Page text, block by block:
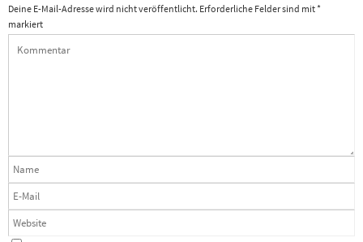
Deine E-Mail-Adresse wird nicht veröffentlicht. Erforderliche Felder sind mit*
markiert